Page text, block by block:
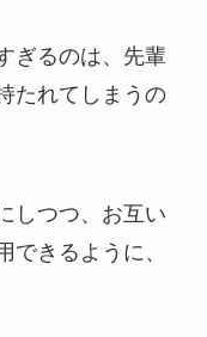
ぎるのは、先輩
たれてしまうの
しつつ、お互い
できるように、